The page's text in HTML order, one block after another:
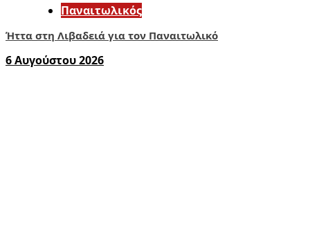
Παναιτωλικός
Ήττα στη Λιβαδειά για τον Παναιτωλικό
6 Αυγούστου 2026